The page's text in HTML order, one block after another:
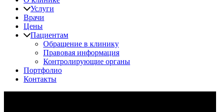
Услуги
Врачи
Цены
Пациентам
Обращение в клинику
Правовая информация
Контролирующие органы
Портфолио
Контакты